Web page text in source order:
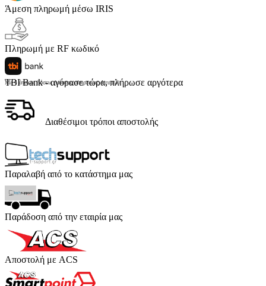
Άμεση πληρωμή μέσω IRIS
Πληρωμή με RF κωδικό
TBI Bank - αγόρασε τώρα, πλήρωσε αργότερα
Με 4 άτοκες δόσεις (κόστος υπηρεσίας 4 ευρώ)
Διαθέσιμοι τρόποι αποστολής
Παραλαβή από το κατάστημα μας
Παράδοση από την εταιρία μας
Αποστολή με ACS